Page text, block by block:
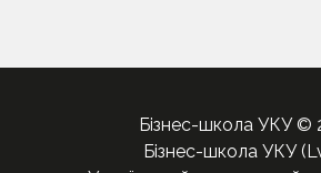
Бізнес-школа УКУ ©
Бізнес-школа УКУ